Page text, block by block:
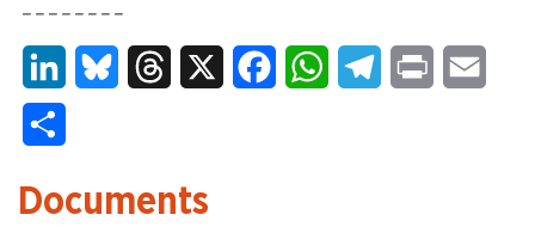
– – – – – – – –
LinkedInBluesky Threads FacebookWhatsAppTelegram
Print
Documents